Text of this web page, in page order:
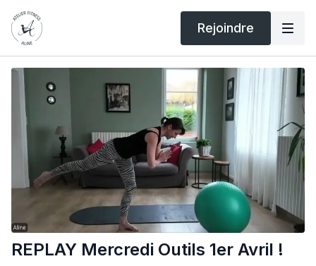
Rejoindre
REPLAY Mercredi Outils 1er Avril !